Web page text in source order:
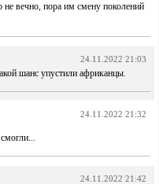
не вечно, пора им смену поколений
24.11.2022 21:03
шанс упустили африканцы.
24.11.2022 21:32
24.11.2022 21:42